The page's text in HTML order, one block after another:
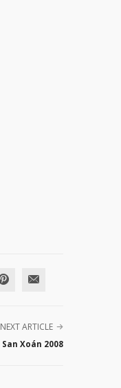
NEXT ARTICLE
San Xoán 2008